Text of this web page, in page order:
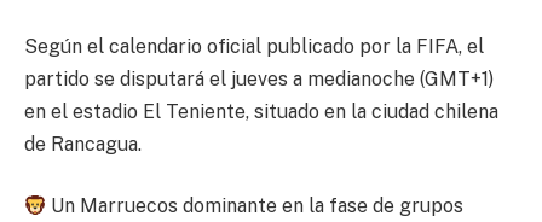
Según el calendario oficial publicado por la FIFA, el
partido se disputará el jueves a medianoche (GMT+1)
en el estadio El Teniente, situado en la ciudad chilena
de Rancagua.
Un Marruecos dominante en la fase de grupos